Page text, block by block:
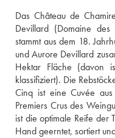
Das Château de
Devillard (Domaine
stammt aus dem 18.
und Aurore Devillard
Hektar Fläche (davon
klassifiziert). Die
Cinq ist eine Cuvée
Premiers Crus des
ist die optimale Reife der
Hand geerntet, sortiert